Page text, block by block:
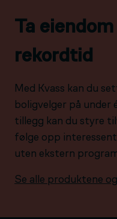
Ta
rekordtid
Med Kvass kan du
boligvelger på under
tillegg kan du styre
følge opp
uten ekstern
Se alle produktene